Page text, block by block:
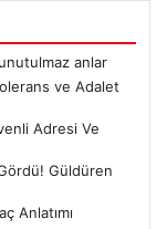
anlar
ve Adalet
Adresi Ve
Güldüren
Anlatımı